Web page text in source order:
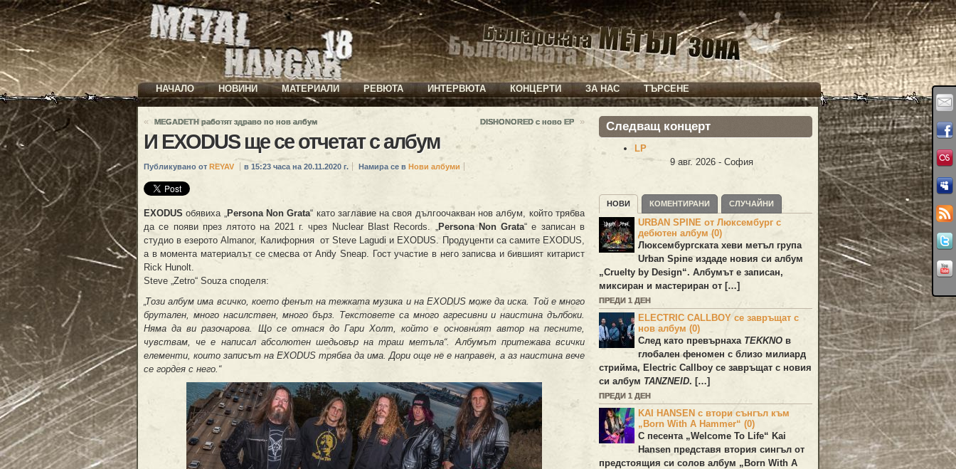
НАЧАЛО НОВИНИ МАТЕРИАЛИ РЕВЮТА ИНТЕРВЮТА КОНЦЕРТИ ЗА НАС ТЪРСЕНЕ
« MEGADETH работят здраво по нов албум DISHONORED с ново EP »
И EXODUS ще се отчетат с албум
Публикувано от REYAV в 15:23 часа на 20.11.2020 г. Намира се в Нови албуми
EXODUS обявиха „ Persona Non Grata“ като заглавие на своя дългоочакван нов албум, който трябва
да се появи през лятото на 2021 г. чрез Nuclear Blast Records. „
Persona Non Grata“ е записан в
студио в езерото Almanor, Калифорния от Steve Lagudi и EXODUS. Продуценти са самите EXODUS,
а в момента материалът се смесва от Andy Sneap. Гост участие в него записва и бившият китарист
Rick Hunolt.
Steve „Zetro“ Souza споделя:
„Този албум има всичко, което фенът на тежката музика и на EXODUS може да иска. Той е много
брутален, много насилствен, много бърз. Текстовете са много агресивни и наистина дълбоки.
Няма да ви разочарова. Що се отнася до Гари Холт, който е основният автор на песните,
чувствам, че е написал абсолютен шедьовър на траш метъла“. Албумът притежава всички
елементи, които записът на EXODUS трябва да има. Дори още не е направен, а аз наистина вече
се гордея с него.“
Следващ концерт
LP
9 авг. 2026 - София
НОВИ КОМЕНТИРАНИ СЛУЧАЙНИ
URBAN SPINE от Люксембург с
дебютен албум (0)
Люксембургската хеви метъл група
Urban Spineиздаде новия си албум
„Cruelty by Design“. Албумът е записан,
миксиран и мастериран от […]
ПРЕДИ 1 ДЕН
ELECTRIC CALLBOY се завръщат с
нов албум (0)
След като превърнаха TEKKNO в
глобален феномен с близо милиард
стрийма, Electric Callboy се завръщат с новия
си албум TANZNEID. […]
ПРЕДИ 1 ДЕН
KAI HANSEN с втори сънгъл към
„Born With A Hammer“ (0)
С песента „Welcome To Life“ Kai
Hansen представя втория сингъл от
предстоящия си солов албум „ Born With A